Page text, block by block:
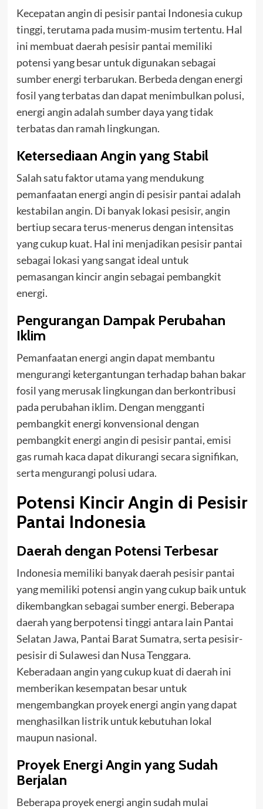
Kecepatan angin di pesisir pantai Indonesia cukup
tinggi, terutama pada musim-musim tertentu. Hal
ini membuat daerah pesisir pantai memiliki
potensi yang besar untuk digunakan sebagai
sumber energi terbarukan. Berbeda dengan energi
fosil yang terbatas dan dapat menimbulkan polusi,
energi angin adalah sumber daya yang tidak
terbatas dan ramah lingkungan.
Ketersediaan Angin yang Stabil
Salah satu faktor utama yang mendukung
pemanfaatan energi angin di pesisir pantai adalah
kestabilan angin. Di banyak lokasi pesisir, angin
bertiup secara terus-menerus dengan intensitas
yang cukup kuat. Hal ini menjadikan pesisir pantai
sebagai lokasi yang sangat ideal untuk
pemasangan kincir angin sebagai pembangkit
energi.
Pengurangan Dampak Perubahan
Iklim
Pemanfaatan energi angin dapat membantu
mengurangi ketergantungan terhadap bahan bakar
fosil yang merusak lingkungan dan berkontribusi
pada perubahan iklim. Dengan mengganti
pembangkit energi konvensional dengan
pembangkit energi angin di pesisir pantai, emisi
gas rumah kaca dapat dikurangi secara signifikan,
serta mengurangi polusi udara.
Potensi Kincir Angin di Pesisir
Pantai Indonesia
Daerah dengan Potensi Terbesar
Indonesia memiliki banyak daerah pesisir pantai
yang memiliki potensi angin yang cukup baik untuk
dikembangkan sebagai sumber energi. Beberapa
daerah yang berpotensi tinggi antara lain Pantai
Selatan Jawa, Pantai Barat Sumatra, serta pesisir-
pesisir di Sulawesi dan Nusa Tenggara.
Keberadaan angin yang cukup kuat di daerah ini
memberikan kesempatan besar untuk
mengembangkan proyek energi angin yang dapat
menghasilkan listrik untuk kebutuhan lokal
maupun nasional.
Proyek Energi Angin yang Sudah
Berjalan
Beberapa proyek energi angin sudah mulai